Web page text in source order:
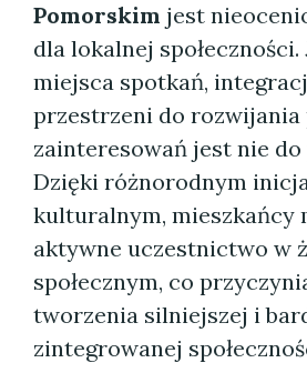
Pomorskim jest
dla lokalnej
miejsca spotkań,
przestrzeni do rozwijania
zainteresowań jest nie
Dzięki różnorodnym
kulturalnym, mieszkańcy
aktywne uczestnictwo w
społecznym, co
tworzenia silniejszej i
zintegrowanej